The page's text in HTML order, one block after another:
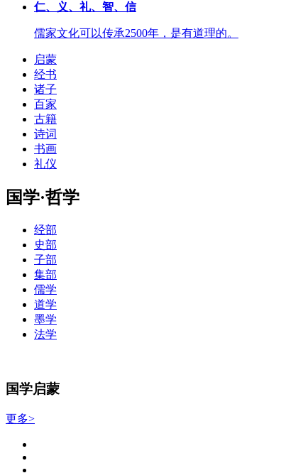
仁、义、礼、智、信
儒家文化可以传承2500年，是有道理的。
启蒙
经书
诸子
百家
古籍
诗词
书画
礼仪
国学·哲学
经部
史部
子部
集部
儒学
道学
墨学
法学
国学启蒙
更多>